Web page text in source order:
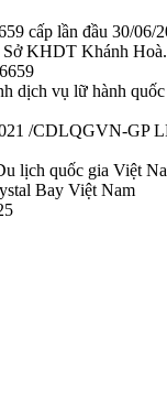
cấp lần đầu 30/06/
Sở KHDT Khánh Hoà.
dịch vụ lữ hành
/CDLQGVN-GP
lịch quốc gia Việt
Bay Việt Nam